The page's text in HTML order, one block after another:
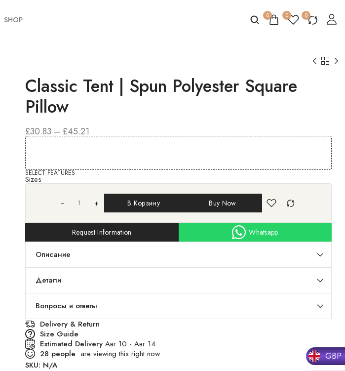
GBP
SHOP 0 0 0
Classic Tent | Spun Polyester Square
Pillow
£30.83 – £45.21
ЦЕН:
£45.21
SELECT FEATURES
Sizes
+ В Корзину Buy Now
Request Information Whatsapp
Описание
Детали
Вопросы и ответы
Delivery & Return
Size Guide
Estimated Delivery Авг 10 - Авг 14
28 people are viewing this right now
SKU: N/A